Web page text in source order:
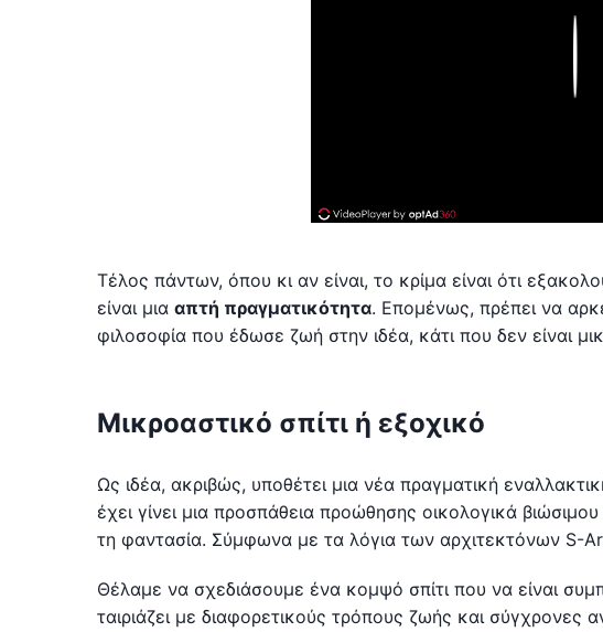
Τέλος πάντων, όπου κι αν είναι, το κρίμα είναι ότι
είναι μια απτή πραγματικότητα. Επομένως, πρέπει να
φιλοσοφία που έδωσε ζωή στην ιδέα, κάτι που δεν είναι
Μικροαστικό σπίτι ή εξοχικό
Ως ιδέα, ακριβώς, υποθέτει μια νέα πραγματική
έχει γίνει μια προσπάθεια προώθησης οικολογικά
τη φαντασία. Σύμφωνα με τα λόγια των αρχιτεκτόνων S-
Θέλαμε να σχεδιάσουμε ένα κομψό σπίτι που να είναι
ταιριάζει με διαφορετικούς τρόπους ζωής και